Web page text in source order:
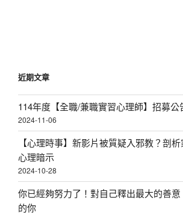
近期文章
114年度【全職/兼職實習心理師】招募公
2024-11-06
【心理時事】新影片被質疑入邪教？剖
心理暗示
2024-10-28
你已經夠努力了！對自己釋出最大的善
的你